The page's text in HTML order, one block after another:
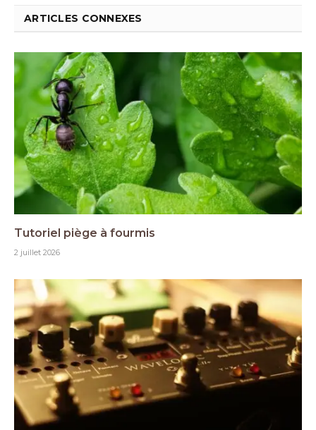
ARTICLES CONNEXES
Tutoriel piège à fourmis
2 juillet 2026